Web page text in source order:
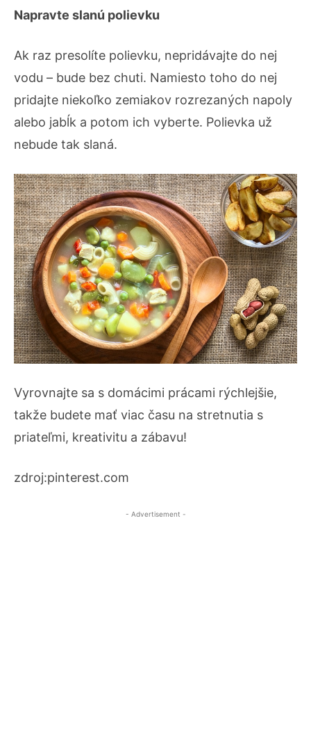
Napravte slanú polievku
Ak raz presolíte polievku, nepridávajte do nej
vodu – bude bez chuti. Namiesto toho do nej
pridajte niekoľko zemiakov rozrezaných napoly
alebo jabĺk a potom ich vyberte. Polievka už
nebude tak slaná.
Vyrovnajte sa s domácimi prácami rýchlejšie,
takže budete mať viac času na stretnutia s
priateľmi, kreativitu a zábavu!
zdroj:pinterest.com
- Advertisement -